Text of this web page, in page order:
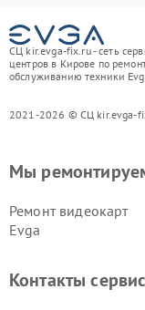
СЦ kir.evga-fix.ru - сеть
центров в Кирове по
обслуживанию техники
2021-2026 © СЦ kir.evga-
Мы
Ремонт видеокарт
Evga
Контакты